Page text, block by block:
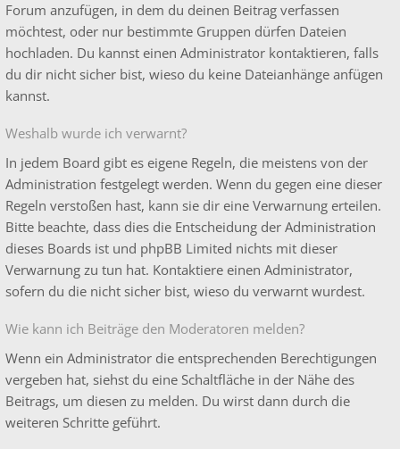
Forum anzufügen, in dem du deinen Beitrag verfassen
möchtest, oder nur bestimmte Gruppen dürfen Dateien
hochladen. Du kannst einen Administrator kontaktieren, falls
du dir nicht sicher bist, wieso du keine Dateianhänge anfügen
kannst.
Weshalb wurde ich verwarnt?
In jedem Board gibt es eigene Regeln, die meistens von der
Administration festgelegt werden. Wenn du gegen eine dieser
Regeln verstoßen hast, kann sie dir eine Verwarnung erteilen.
Bitte beachte, dass dies die Entscheidung der Administration
dieses Boards ist und phpBB Limited nichts mit dieser
Verwarnung zu tun hat. Kontaktiere einen Administrator,
sofern du die nicht sicher bist, wieso du verwarnt wurdest.
Wie kann ich Beiträge den Moderatoren melden?
Wenn ein Administrator die entsprechenden Berechtigungen
vergeben hat, siehst du eine Schaltfläche in der Nähe des
Beitrags, um diesen zu melden. Du wirst dann durch die
weiteren Schritte geführt.